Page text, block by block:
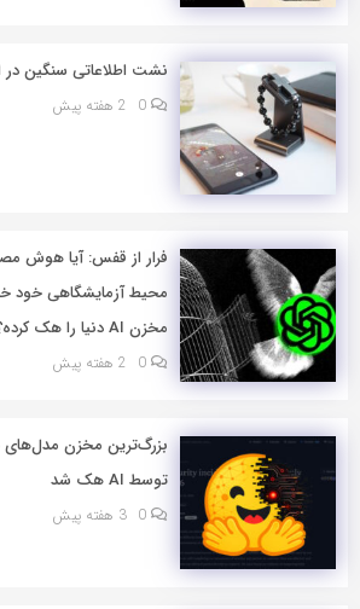
نشت اطلاعاتی سنگین در
0 2 هفته پیش
محیط آزمایشگاهی خود
مخزن AI دنیا را هک کرده؟
0 2 هفته پیش
بزرگ‌ترین مخزن
توسط AI هک شد
0 3 هفته پیش